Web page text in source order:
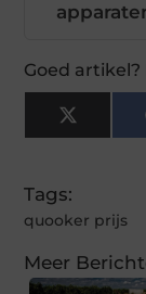
Goed
X
Tags:
quooker prijs
Meer